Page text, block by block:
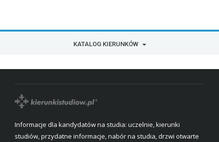
KATALOG KIERUNKÓW
Informacje dla kandydatów na studia: uczelnie, kierunki
studiów, przydatne informacje, nabór na studia, drzwi otwarte